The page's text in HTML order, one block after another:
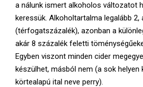
a nálunk ismert alkoholos változatot
keressük. Alkoholtartalma legalább 2,
(térfogatszázalék), azonban a
akár 8 százalék feletti
Egyben viszont minden cider
készülhet, másból nem (a sok helyen
körtealapú ital neve perry).